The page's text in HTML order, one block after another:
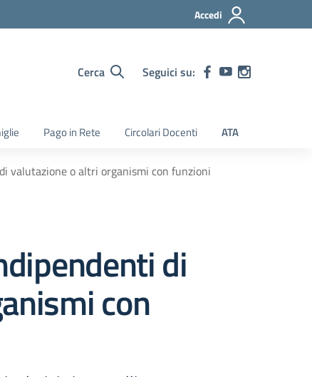
Accedi
Cerca Seguici su:
Pago in Rete Circolari Docenti ATA
valutazione o altri organismi con funzioni
di
con